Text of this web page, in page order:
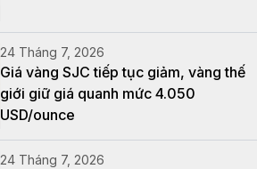
24 Tháng 7, 2026
Giá vàng SJC tiếp tục giảm, vàng thế
giới giữ giá quanh mức 4.050
USD/ounce
24 Tháng 7, 2026